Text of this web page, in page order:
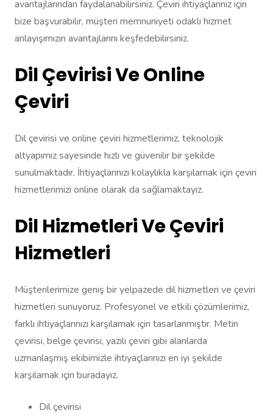
avantajlarından faydalanabilirsiniz. Çeviri ihtiyaçlarınız için
bize başvurabilir, müşteri memnuniyeti odaklı hizmet
anlayışımızın avantajlarını keşfedebilirsiniz.
Dil Çevirisi Ve Online
Çeviri
Dil çevirisi ve online çeviri hizmetlerimiz, teknolojik
altyapımız sayesinde hızlı ve güvenilir bir şekilde
sunulmaktadır. İhtiyaçlarınızı kolaylıkla karşılamak için çeviri
hizmetlerimizi online olarak da sağlamaktayız.
Dil Hizmetleri Ve Çeviri
Hizmetleri
Müşterilerimize geniş bir yelpazede dil hizmetleri ve çeviri
hizmetleri sunuyoruz. Profesyonel ve etkili çözümlerimiz,
farklı ihtiyaçlarınızı karşılamak için tasarlanmıştır. Metin
çevirisi, belge çevirisi, yazılı çeviri gibi alanlarda
uzmanlaşmış ekibimizle ihtiyaçlarınızı en iyi şekilde
karşılamak için buradayız.
Dil çevirisi